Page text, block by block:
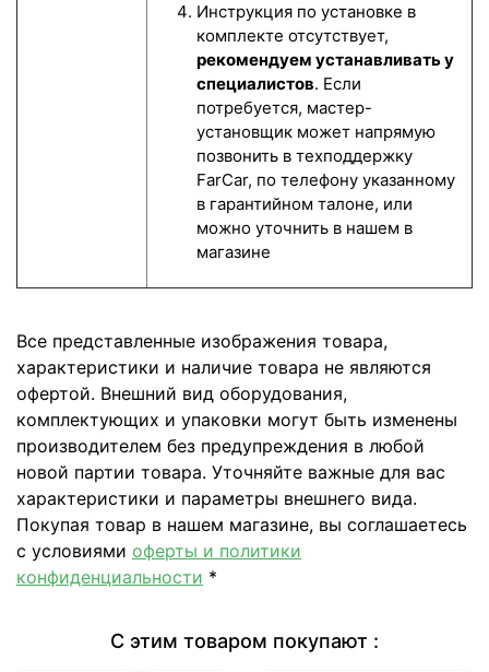
Инструкция по установке в
комплекте отсутствует,
рекомендуем устанавливать у
специалистов. Если
потребуется, мастер-
установщик может напрямую
позвонить в техподдержку
FarCar, по телефону указанному
в гарантийном талоне, или
можно уточнить в нашем в
магазине
Все представленные изображения товара,
характеристики и наличие товара не являются
офертой. Внешний вид оборудования,
комплектующих и упаковки могут быть изменены
производителем без предупреждения в любой
новой партии товара. Уточняйте важные для вас
характеристики и параметры внешнего вида.
Покупая товар в нашем магазине, вы соглашаетесь
с условиями оферты и политики
конфиденциальности *
С этим товаром покупают :